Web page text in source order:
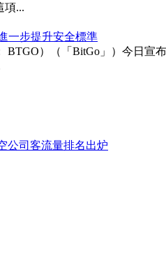
項...
一步提升安全標準
BTGO）（「BitGo」）今日